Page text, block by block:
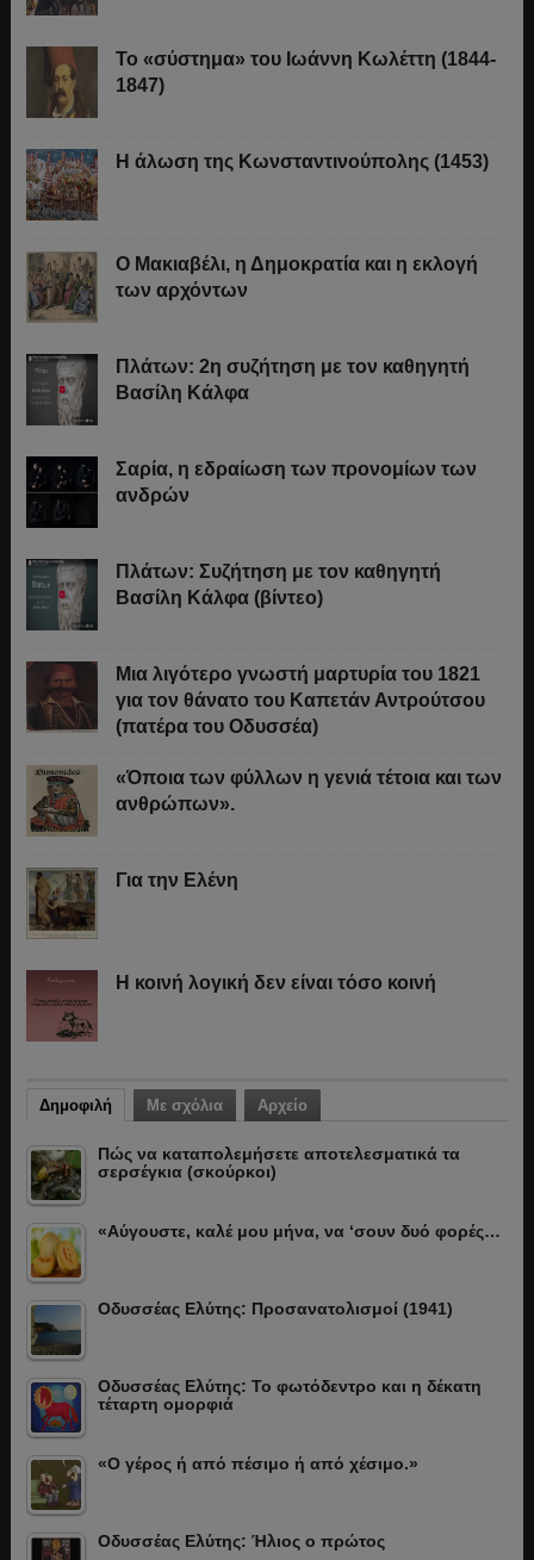
Το «σύστημα» του Ιωάννη Κωλέττη (1844-
1847)
Η άλωση της Κωνσταντινούπολης (1453)
Ο Μακιαβέλι, η Δημοκρατία και η εκλογή
των αρχόντων
Πλάτων: 2η συζήτηση με τον καθηγητή
Βασίλη Κάλφα
Σαρία, η εδραίωση των προνομίων των
ανδρών
Πλάτων: Συζήτηση με τον καθηγητή
Βασίλη Κάλφα (βίντεο)
Μια λιγότερο γνωστή μαρτυρία του 1821
για τον θάνατο του Καπετάν Αντρούτσου
(πατέρα του Οδυσσέα)
«Όποια των φύλλων η γενιά τέτοια και των
ανθρώπων».
Για την Ελένη
Η κοινή λογική δεν είναι τόσο κοινή
Δημοφιλή Με σχόλια Αρχείο
Πώς να καταπολεμήσετε αποτελεσματικά τα
σερσέγκια (σκούρκοι)
«Αύγουστε, καλέ μου μήνα, να ‘σουν δυό φορές…
Οδυσσέας Ελύτης: Προσανατολισμοί (1941)
Οδυσσέας Ελύτης: Το φωτόδεντρο και η δέκατη
τέταρτη ομορφιά
«Ο γέρος ή από πέσιμο ή από χέσιμο.»
Οδυσσέας Ελύτης: Ήλιος ο πρώτος